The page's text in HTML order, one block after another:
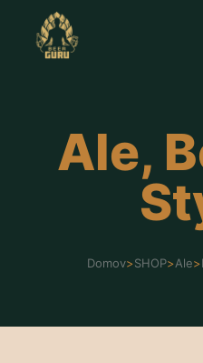
Ale,
Domov>SHOP>Ale>